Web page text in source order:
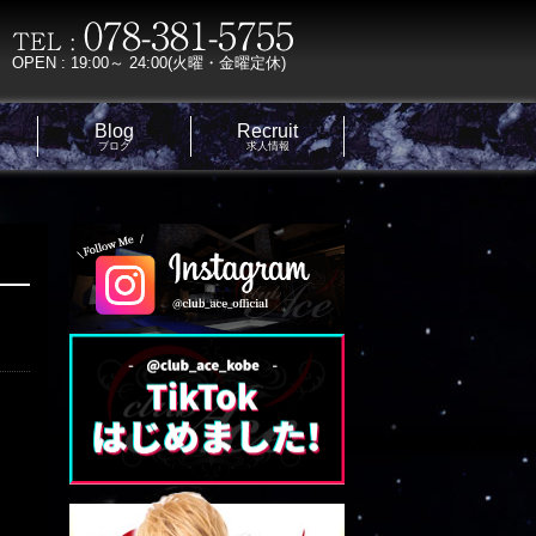
OPEN : 19:00～ 24:00(火曜・金曜定休)
Blog
ブログ
Recruit
求人情報